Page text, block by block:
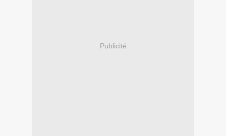
Publicité